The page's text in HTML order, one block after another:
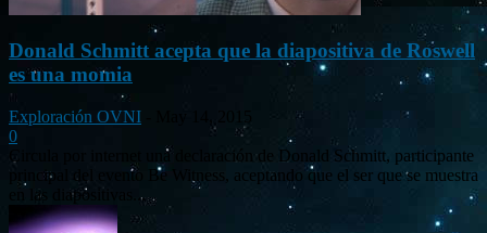
Donald Schmitt acepta que la diapositiva de Roswell
es una momia
Exploración OVNI
0
Circula por internet una declaración de Donald Schmitt, participante
principal del evento Be Witness, aceptando que el ser que se muestra
en las diapositivas...